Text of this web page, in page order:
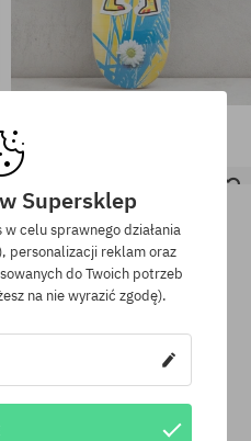
Dostępne rozmiary:
8.06; 8.5
Deck Krooked Shore
329,90 PLN
Supersklep
celu sprawnego działania
personalizacji reklam oraz
do Twoich potrzeb
na nie wyrazić zgodę).